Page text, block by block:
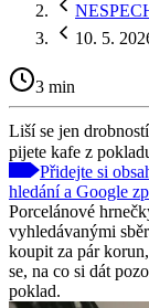
10. 5.
3 min
Liší se jen
pijete kafe z
Přidejte si
hledání a Google
Porcelánové
vyhledávanými
koupit za pár
se, na co si dát
poklad.